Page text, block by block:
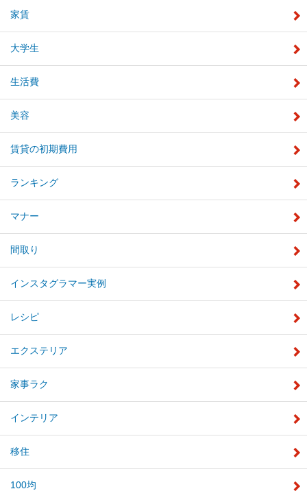
家賃
大学生
生活費
美容
賃貸の初期費用
ランキング
マナー
間取り
インスタグラマー実例
レシピ
エクステリア
家事ラク
インテリア
移住
100均